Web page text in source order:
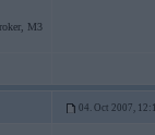
M3
04. Oct 2007,